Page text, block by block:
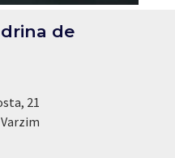
de
21